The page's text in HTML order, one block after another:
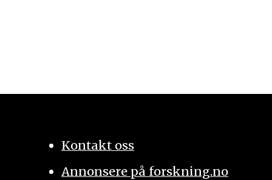
Kontakt oss
Annonsere på forskning.no